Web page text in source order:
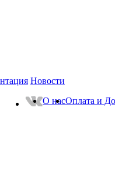
Новости
О насОплата и